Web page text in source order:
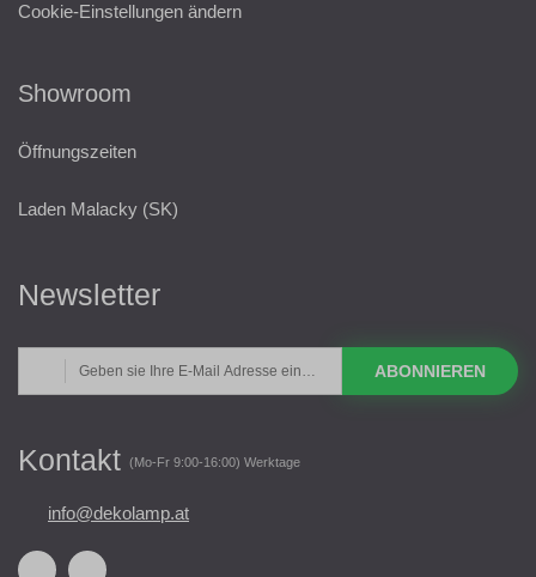
Cookie-Einstellungen ändern
Showroom
Öffnungszeiten
Laden Malacky (SK)
Newsletter
ABONNIEREN
Kontakt (Mo-Fr 9:00-16:00) Werktage
info@dekolamp.at